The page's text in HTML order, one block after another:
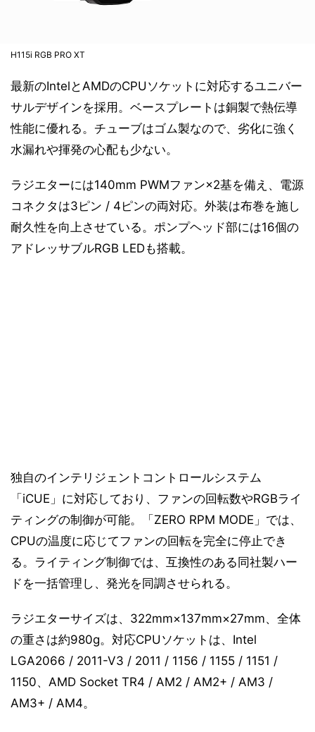
H115i RGB PRO XT
最新のIntelとAMDのCPUソケットに対応するユニバー
サルデザインを採用。ベースプレートは銅製で熱伝導
性能に優れる。チューブはゴム製なので、劣化に強く
水漏れや揮発の心配も少ない。
ラジエターには140mm PWMファン×2基を備え、電源
コネクタは3ピン / 4ピンの両対応。外装は布巻を施し
耐久性を向上させている。ポンプヘッド部には16個の
アドレッサブルRGB LEDも搭載。
独自のインテリジェントコントロールシステム
「iCUE」に対応しており、ファンの回転数やRGBライ
ティングの制御が可能。「ZERO RPM MODE」では、
CPUの温度に応じてファンの回転を完全に停止でき
る。ライティング制御では、互換性のある同社製ハー
ドを一括管理し、発光を同調させられる。
ラジエターサイズは、322mm×137mm×27mm、全体
の重さは約980g。対応CPUソケットは、Intel
LGA2066 / 2011-V3 / 2011 / 1156 / 1155 / 1151 /
1150、AMD Socket TR4 / AM2 / AM2+ / AM3 /
AM3+ / AM4。